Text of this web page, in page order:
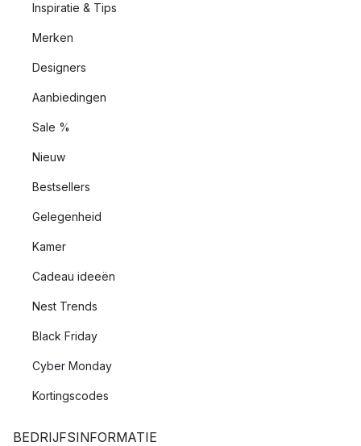
Inspiratie & Tips
Merken
Designers
Aanbiedingen
Sale %
Nieuw
Bestsellers
Gelegenheid
Kamer
Cadeau ideeën
Nest Trends
Black Friday
Cyber Monday
Kortingscodes
BEDRIJFSINFORMATIE